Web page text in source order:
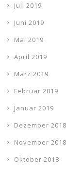
Juli 2019
Juni 2019
Mai 2019
April 2019
März 2019
Februar 2019
Januar 2019
Dezember 2018
November 2018
Oktober 2018